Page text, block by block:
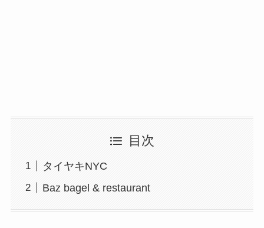
目次
タイヤキNYC
Baz bagel & restaurant